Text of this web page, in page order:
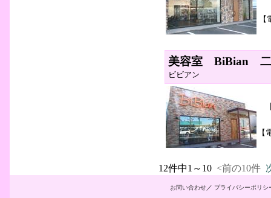
美容室 BiBian 二
ビビアン
【
12件中1～10 <前の10件
お問い合わせ／ プライバシーポリシ